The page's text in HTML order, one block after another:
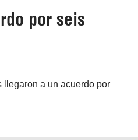
por seis
llegaron a un acuerdo por